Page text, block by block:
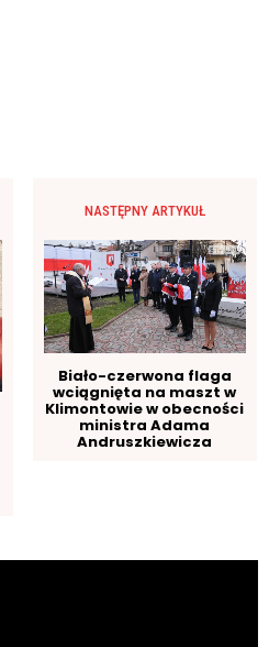
NASTĘPNY ARTYKUŁ
Biało-czerwona flaga
wciągnięta na maszt w
Klimontowie w obecności
ministra Adama
Andruszkiewicza